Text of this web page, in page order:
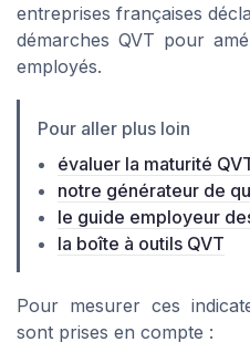
entreprises françaises
démarches QVT pour
employés.
Pour aller plus loin
évaluer la maturité
notre générateur de
le guide employeur
la boîte à outils QVT
Pour mesurer ces
sont prises en compte :